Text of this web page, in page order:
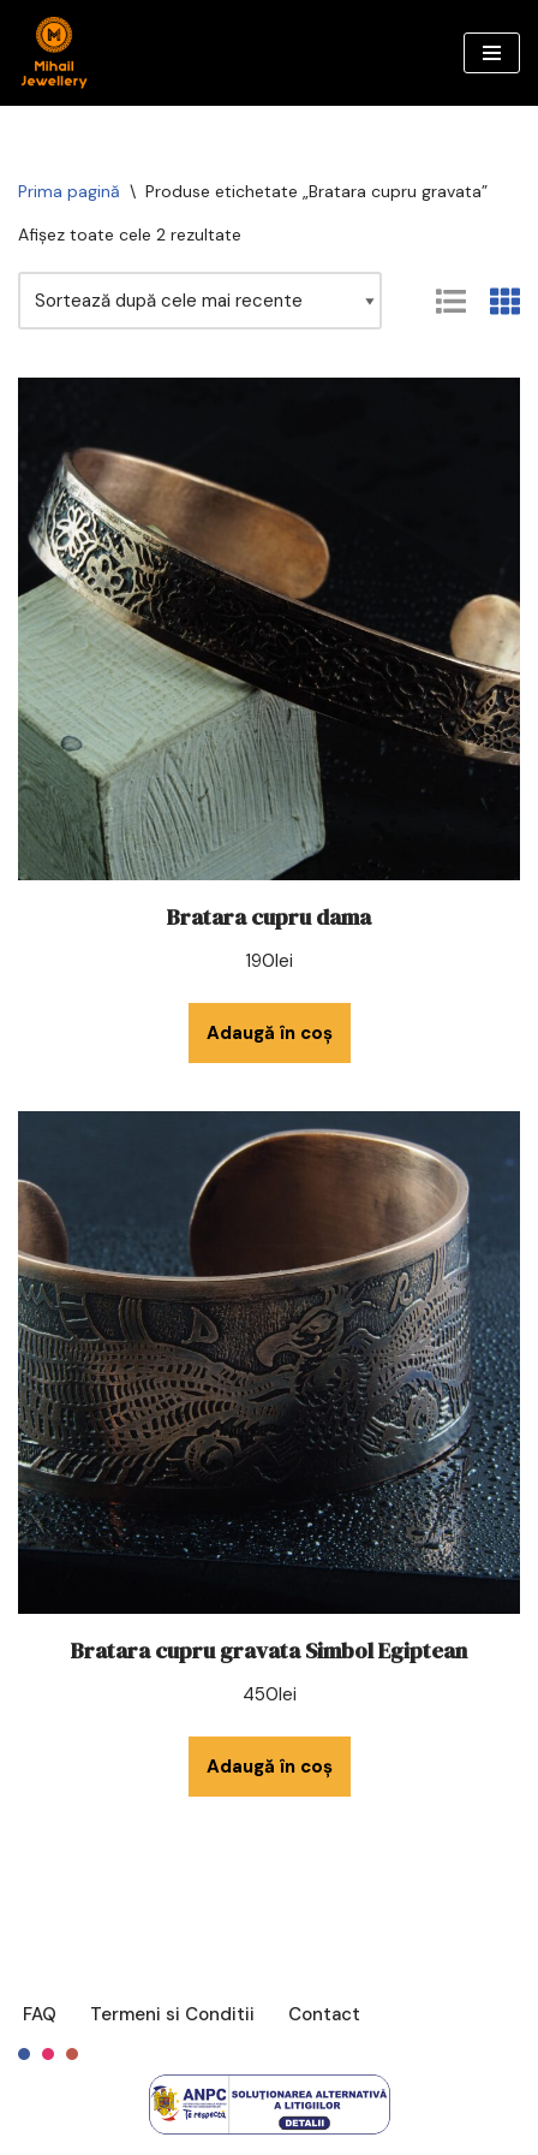
Sari
la
Prima pagină \ Produse etichetate „Bratara cupru gravata”
Afișez toate cele 2 rezultate
Bratara cupru dama
190lei
Adaugă în coș
Bratara cupru gravata Simbol Egiptean
450lei
Adaugă în coș
FAQ Termeni si Conditii Contact